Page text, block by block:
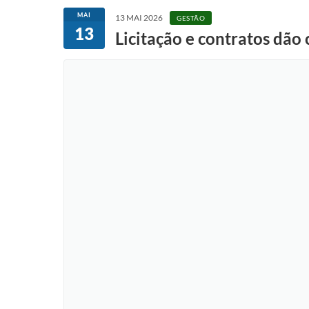
MAI
13
13 MAI 2026 GESTÃO
Licitação e contratos